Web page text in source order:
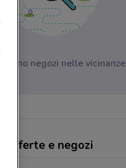
sono negozi nelle vicinanze
offerte e negozi